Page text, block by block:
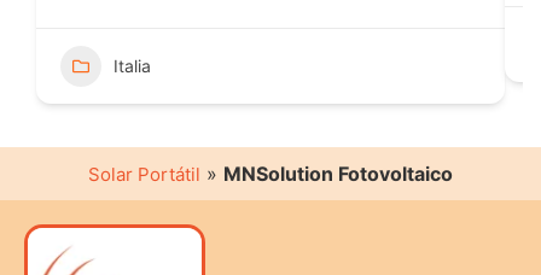
Italia
Solar Portátil » MNSolution Fotovoltaico